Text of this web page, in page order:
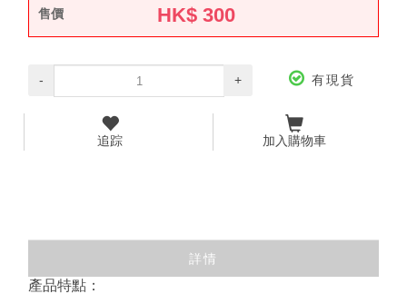
售價 HK$300
- + 有現貨
追踪 加入購物車
詳情
產品特點：